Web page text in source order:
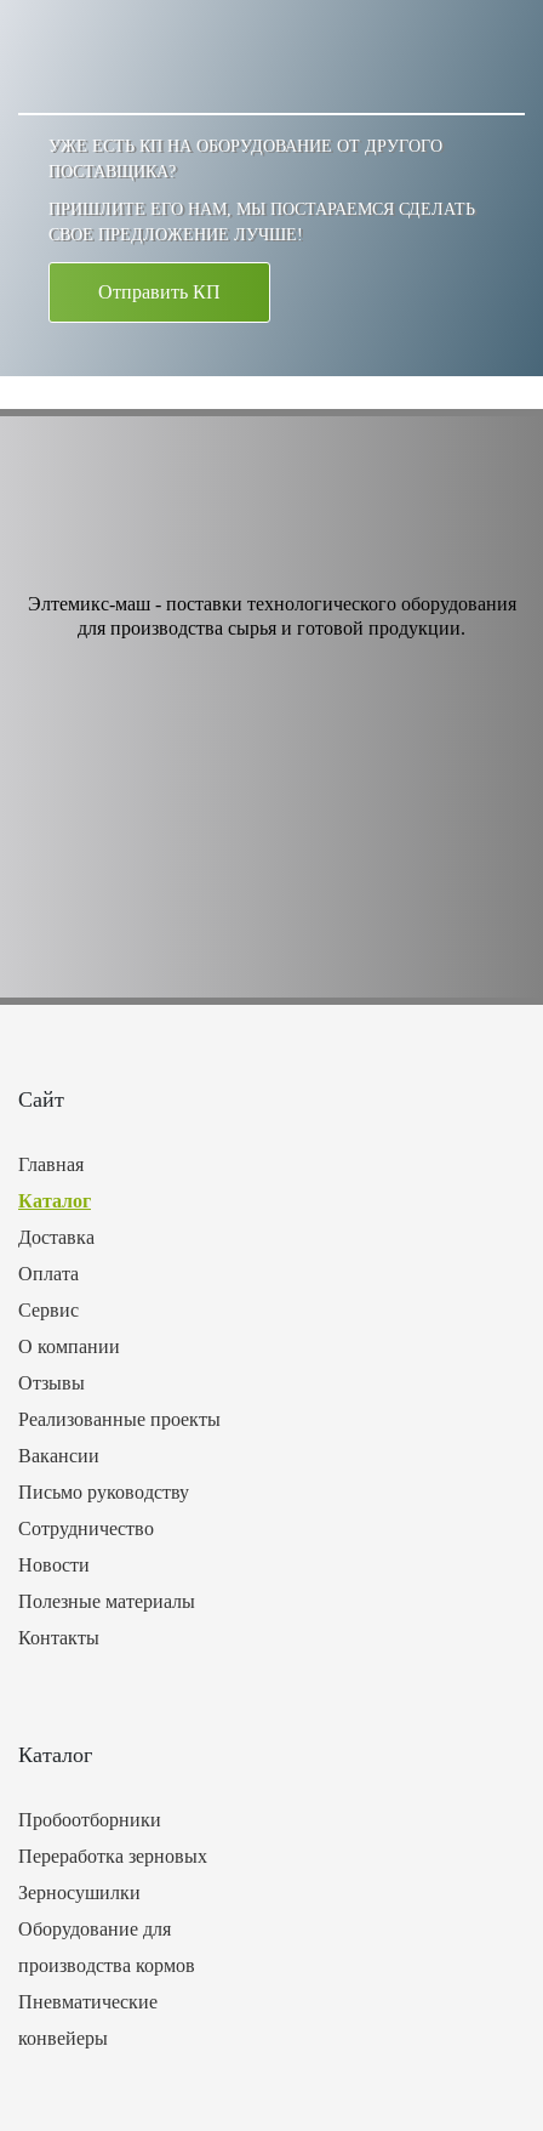
УЖЕ ЕСТЬ КП НА ОБОРУДОВАНИЕ ОТ ДРУГОГО
ПОСТАВЩИКА?
ПРИШЛИТЕ ЕГО НАМ, МЫ ПОСТАРАЕМСЯ СДЕЛАТЬ
СВОЕ ПРЕДЛОЖЕНИЕ ЛУЧШЕ!
Отправить КП
Элтемикс-маш - поставки технологического оборудования
для производства сырья и готовой продукции.
Сайт
Главная
Каталог
Доставка
Оплата
Сервис
О компании
Отзывы
Реализованные проекты
Вакансии
Письмо руководству
Сотрудничество
Новости
Полезные материалы
Контакты
Каталог
Пробоотборники
Переработка зерновых
Зерносушилки
Оборудование для
производства кормов
Пневматические
конвейеры